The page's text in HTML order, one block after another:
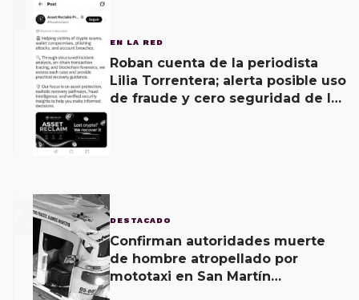
EN LA RED
Roban cuenta de la periodista
Lilia Torrentera; alerta posible uso
de fraude y cero seguridad de la
2 DESTACADO
Confirman autoridades muerte
de hombre atropellado por
mototaxi en San Martín